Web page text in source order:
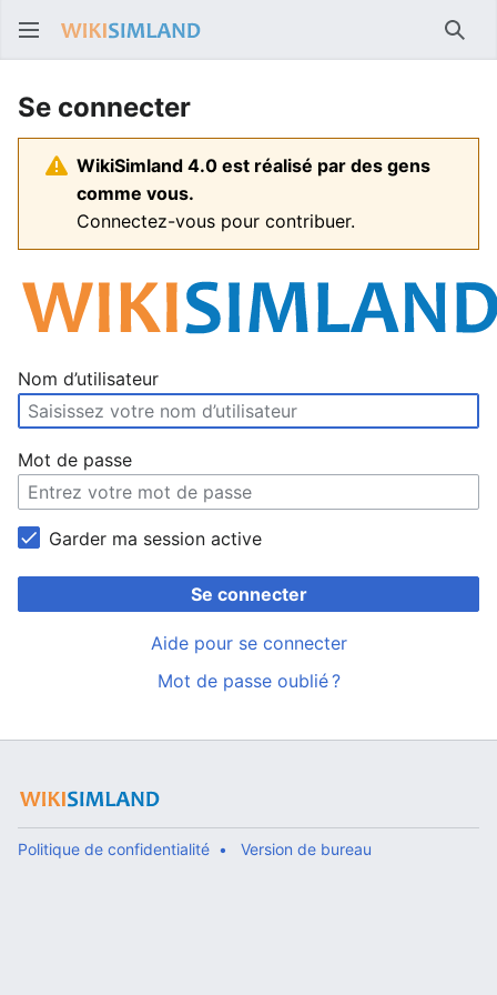
Se connecter
WikiSimland 4.0 est réalisé par des gens
comme vous.
Connectez-vous pour contribuer.
Nom d’utilisateur
Mot de passe
Garder ma session active
Se connecter
Aide pour se connecter
Mot de passe oublié ?
Politique de confidentialité Version de bureau